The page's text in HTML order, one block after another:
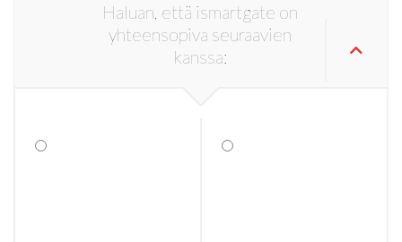
Haluan, että ismartgate on
yhteensopiva seuraavien
kanssa: